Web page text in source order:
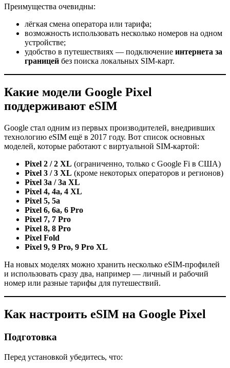
Преимущества очевидны:
лёгкая смена оператора или тарифа;
возможность использовать несколько номеров на одном
устройстве;
удобство в путешествиях — подключение интернета за
границей без поиска локальных SIM-карт.
Какие модели Google Pixel
поддерживают eSIM
Google стал одним из первых производителей, внедривших
технологию eSIM ещё в 2017 году. Вот список основных
моделей, которые работают с виртуальной SIM-картой:
Pixel 2 / 2 XL (ограниченно, только с Google Fi в США)
Pixel 3 / 3 XL (кроме некоторых операторов и регионов)
Pixel 3a / 3a XL
Pixel 4, 4a, 4 XL
Pixel 5, 5a
Pixel 6, 6a, 6 Pro
Pixel 7, 7 Pro
Pixel 8, 8 Pro
Pixel Fold
Pixel 9, 9 Pro, 9 Pro XL
На новых моделях можно хранить несколько eSIM-профилей
и использовать сразу два, например — личный и рабочий
номер или разные тарифы для путешествий.
Как настроить eSIM на Google Pixel
Подготовка
Перед установкой убедитесь, что: